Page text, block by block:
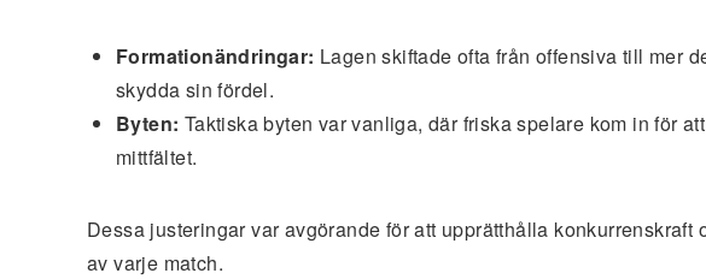
Formationändringar: Lagen skiftade ofta från offensiva till mer
skydda sin fördel.
Byten: Taktiska byten var vanliga, där friska spelare kom in för
mittfältet.
Dessa justeringar var avgörande för att upprätthålla
av varje match.